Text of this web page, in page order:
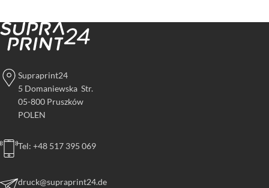
Supraprint24
5 Domaniewska Str.
05-800 Pruszków
POLEN
Tel: +48 517 395 069
druck@supraprint24.de